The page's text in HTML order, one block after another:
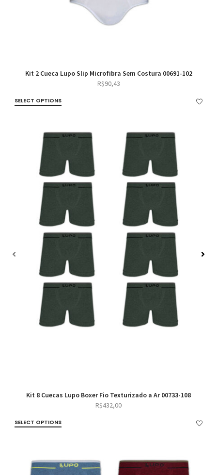
Kit 2 Cueca Lupo Slip Microfibra Sem Costura 00691-102
R$90,43
SELECT OPTIONS
Kit 8 Cuecas Lupo Boxer Fio Texturizado a Ar 00733-108
R$432,00
SELECT OPTIONS